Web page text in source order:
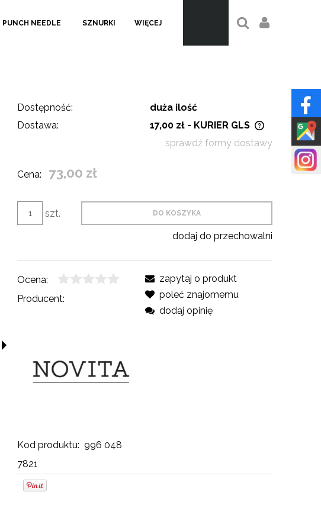
PUNCH NEEDLE SZNURKI WIĘCEJ
Dostępność:
duża ilość
Dostawa:
17,00 zł - KURIER GLS
sprawdź formy dostawy
Cena: 73,00 zł
szt. DO KOSZYKA
dodaj do przechowalni
Ocena:
Producent:
Kod produktu: 996 048
7821
zapytaj o produkt
poleć znajomemu
dodaj opinię